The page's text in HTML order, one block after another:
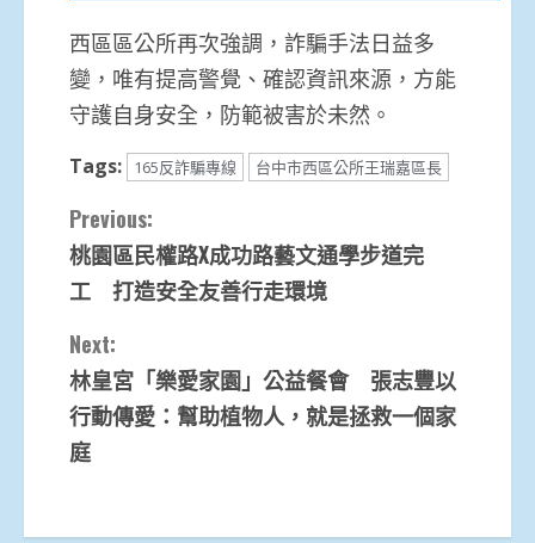
西區區公所再次強調，詐騙手法日益多
變，唯有提高警覺、確認資訊來源，方能
守護自身安全，防範被害於未然。
Tags: 165反詐騙專線 台中市西區公所王瑞嘉區長
Continue
Reading
Previous:
桃園區民權路X成功路藝文通學步道完
工 打造安全友善行走環境
Next:
林皇宮「樂愛家園」公益餐會 張志豐以
行動傳愛：幫助植物人，就是拯救一個家
庭